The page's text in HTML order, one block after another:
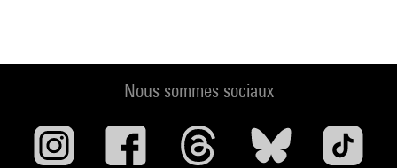
Nous sommes sociaux